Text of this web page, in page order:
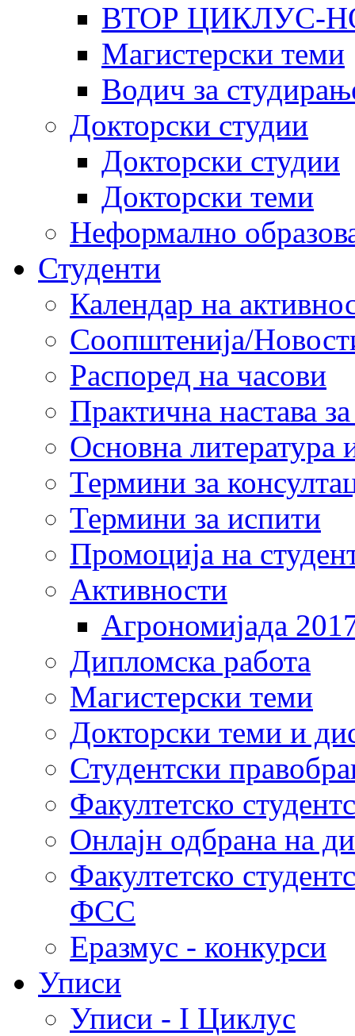
ВТОР ЦИКЛУС-
Магистерски теми
Водич за
Докторски студии
Докторски студии
Докторски теми
Неформално
Студенти
Календар на
Соопштенија/
Распоред на часови
Практична настава
Основна литература
Термини за
Термини за испити
Промоција на
Активности
Агрономијада
Дипломска работа
Магистерски теми
Докторски теми и
Студентски
Факултетско
Онлајн одбрана на
Факултетско
ФСС
Еразмус - конкурси
Уписи
Уписи - I Циклус